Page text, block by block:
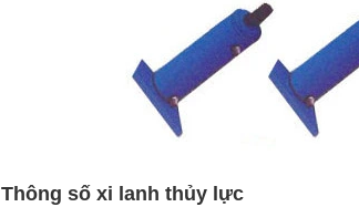
Thông số xi lanh thủy lực